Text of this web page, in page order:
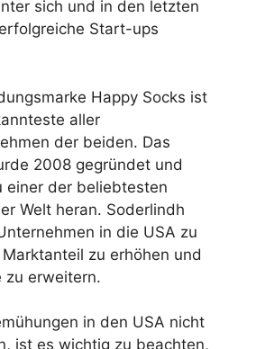
sich und in den letzten
Start-ups
Happy Socks ist
aller
der beiden. Das
2008 gegründet und
einer der beliebtesten
Welt heran. Soderlindh
in die USA zu
zu erhöhen und
zu erweitern.
in den USA nicht
ist es wichtig zu beachten,